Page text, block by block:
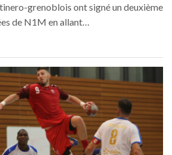
grenoblois ont signé un deuxième
de N1M en allant…